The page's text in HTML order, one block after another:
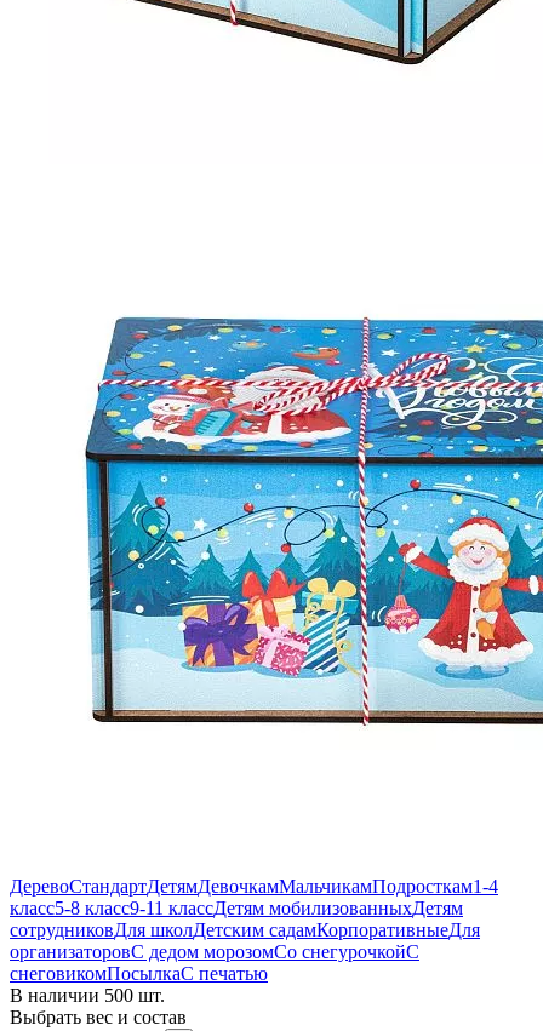
ДеревоСтандартДетямДевочкамМальчикамПодросткам1-4
класс5-8 класс9-11 классДетям мобилизованныхДетям
сотрудниковДля школДетским садамКорпоративныеДля
организаторовС дедом морозомСо снегурочкойС
снеговикомПосылкаС печатью
В наличии 500 шт.
Выбрать вес и состав